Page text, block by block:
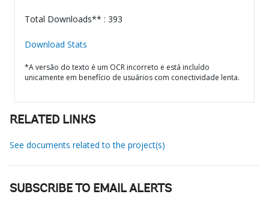
Total Downloads** : 393
Download Stats
*A versão do texto é um OCR incorreto e está incluído
unicamente em benefício de usuários com conectividade lenta.
RELATED LINKS
See documents related to the project(s)
SUBSCRIBE TO EMAIL ALERTS